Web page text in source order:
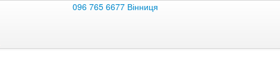
096 765 6677 Вінниця